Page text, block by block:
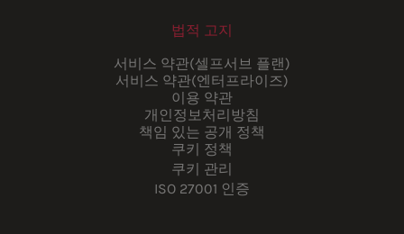
법적 고지
서비스 약관(셀프서브 플랜)
서비스 약관(엔터프라이즈)
이용 약관
개인정보처리방침
책임 있는 공개 정책
쿠키 정책
쿠키 관리
ISO 27001 인증